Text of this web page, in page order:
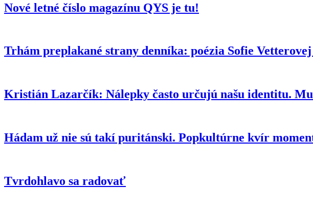
Nové letné číslo magazínu QYS je tu!
Trhám preplakané strany denníka: poézia Sofie
Kristián Lazarčík: Nálepky často určujú našu identitu.
Hádam už nie sú takí puritánski. Popkultúrne kvír
Tvrdohlavo sa radovať